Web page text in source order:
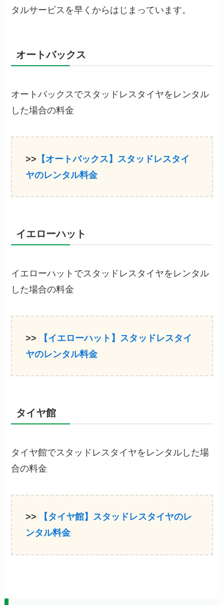
タルサービスを早くからはじまっています。
オートバックス
オートバックスでスタッドレスタイヤをレンタル
した場合の料金
>> 【オートバックス】スタッドレスタイ
ヤのレンタル料金
イエローハット
イエローハットでスタッドレスタイヤをレンタル
した場合の料金
>>
【イエローハット】スタッドレスタイ
ヤのレンタル料金
タイヤ館
タイヤ館でスタッドレスタイヤをレンタルした場
合の料金
>>
【タイヤ館】スタッドレスタイヤのレ
ンタル料金